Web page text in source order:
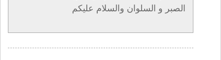
الصبر و السلوان والسلام عليكم